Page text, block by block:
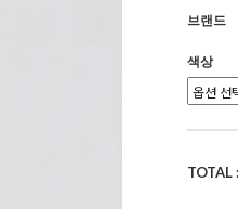
브랜드
색상
TOTAL :